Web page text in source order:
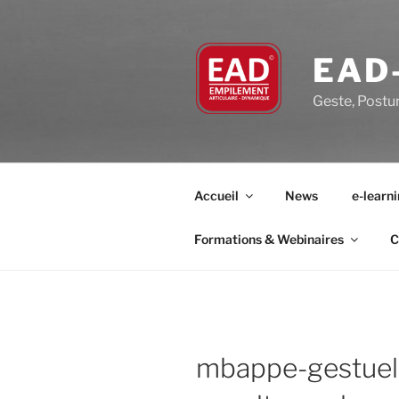
Geste,
Accueil News e-
Formations & Webinaires
mbappe-